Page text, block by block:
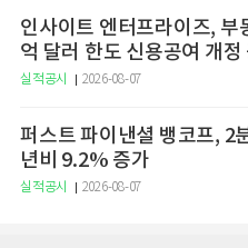
인사이트 엔터프라이즈, 부
억 달러 한도 신용공여 개정
실적공시 2026-08-07
퍼스트 파이낸셜 뱅코프,
년비 9.2% 증가
실적공시 2026-08-07